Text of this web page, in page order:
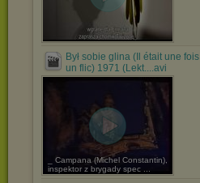
Był sobie glina (Il était une fois
un flic) 1971 (Lekt....avi
_ Campana (Michel Constantin),
inspektor z brygady spec ...